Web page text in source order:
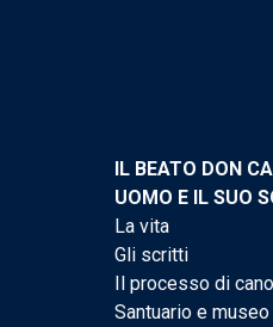
IL BEATO DON
UOMO E IL SUO
La vita
Gli scritti
Il processo di
Santuario e museo